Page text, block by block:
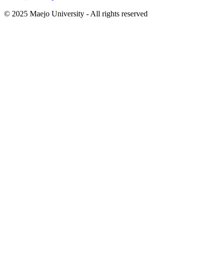
© 2025 Maejo University - All rights reserved